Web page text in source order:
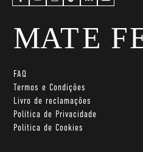
FAQ
Termos e Condições
Livro de reclamações
Política de Privacidade
Política de Cookies